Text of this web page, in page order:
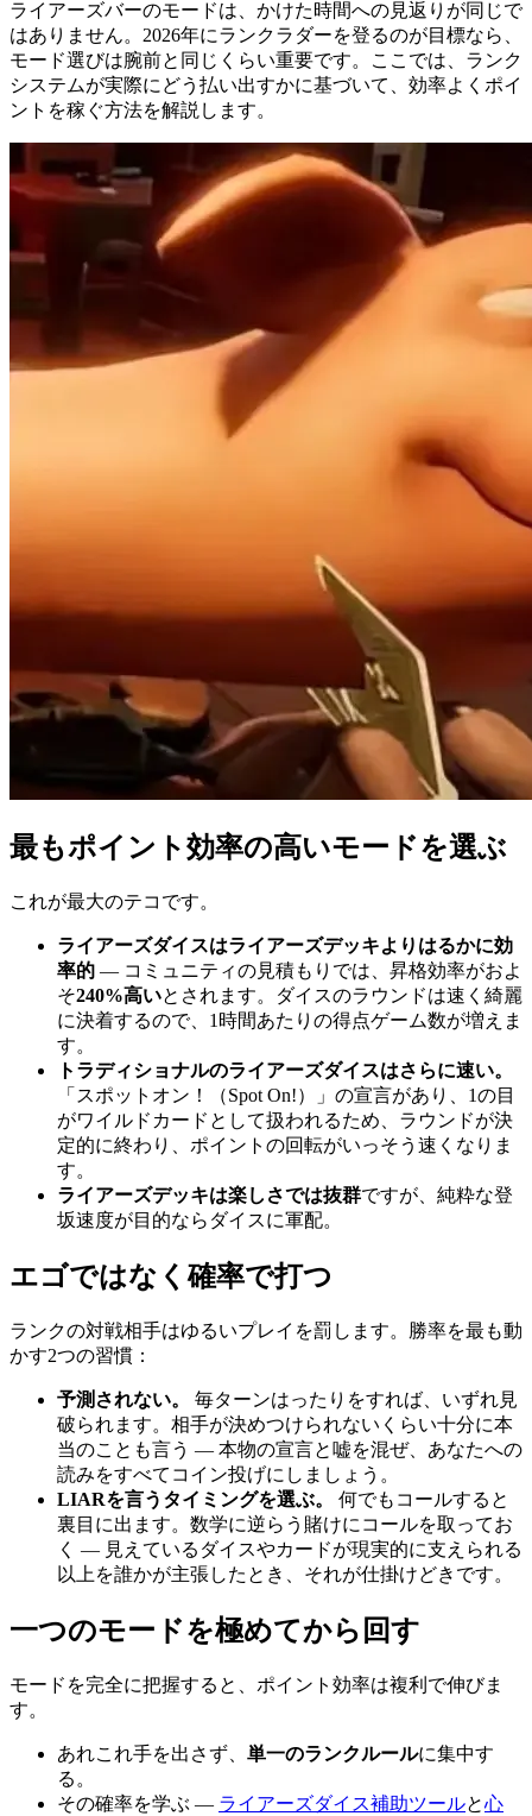
ライアーズバーのモードは、かけた時間への見返りが同じで
はありません。2026年にランクラダーを登るのが目標なら、
モード選びは腕前と同じくらい重要です。ここでは、ランク
システムが実際にどう払い出すかに基づいて、効率よくポイ
ントを稼ぐ方法を解説します。
最もポイント効率の高いモードを選ぶ
これが最大のテコです。
ライアーズダイスはライアーズデッキよりはるかに効
率的 — コミュニティの見積もりでは、昇格効率がおよ
そ240%高いとされます。ダイスのラウンドは速く綺麗
に決着するので、1時間あたりの得点ゲーム数が増えま
す。
トラディショナルのライアーズダイスはさらに速い。
「スポットオン！（Spot On!）」の宣言があり、1の目
がワイルドカードとして扱われるため、ラウンドが決
定的に終わり、ポイントの回転がいっそう速くなりま
す。
ライアーズデッキは楽しさでは抜群ですが、純粋な登
坂速度が目的ならダイスに軍配。
エゴではなく確率で打つ
ランクの対戦相手はゆるいプレイを罰します。勝率を最も動
かす2つの習慣：
予測されない。
毎ターンはったりをすれば、いずれ見
破られます。相手が決めつけられないくらい十分に本
当のことも言う — 本物の宣言と嘘を混ぜ、あなたへの
読みをすべてコイン投げにしましょう。
LIARを言うタイミングを選ぶ。
何でもコールすると
裏目に出ます。数学に逆らう賭けにコールを取ってお
く — 見えているダイスやカードが現実的に支えられる
以上を誰かが主張したとき、それが仕掛けどきです。
一つのモードを極めてから回す
モードを完全に把握すると、ポイント効率は複利で伸びま
す。
あれこれ手を出さず、 単一のランクルールに集中す
る。
その確率を学ぶ — ライアーズダイス補助ツールと心